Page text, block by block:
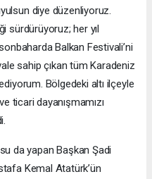
diye düzenliyoruz.
sürdürüyoruz; her yıl
Balkan Festivali’ni
sahip çıkan tüm Karadeniz
Bölgedeki altı ilçeyle
ticari dayanışmamızı
da yapan Başkan Şadi
Kemal Atatürk’ün